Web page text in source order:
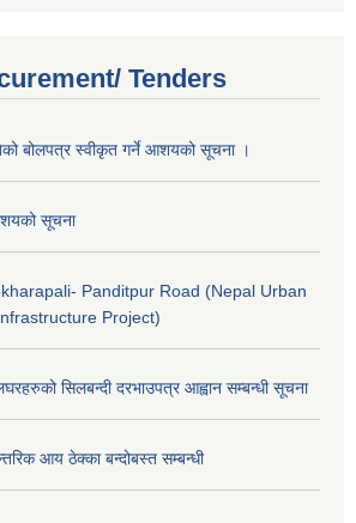
Tenders
बोलपत्र स्वीकृत गर्ने आशयको सूचना ।
सूचना
Panditpur Road (Nepal Urban
Project)
सिलबन्दी दरभाउपत्र आह्वान सम्बन्धी सूचना
आय ठेक्का बन्दोबस्त सम्बन्धी